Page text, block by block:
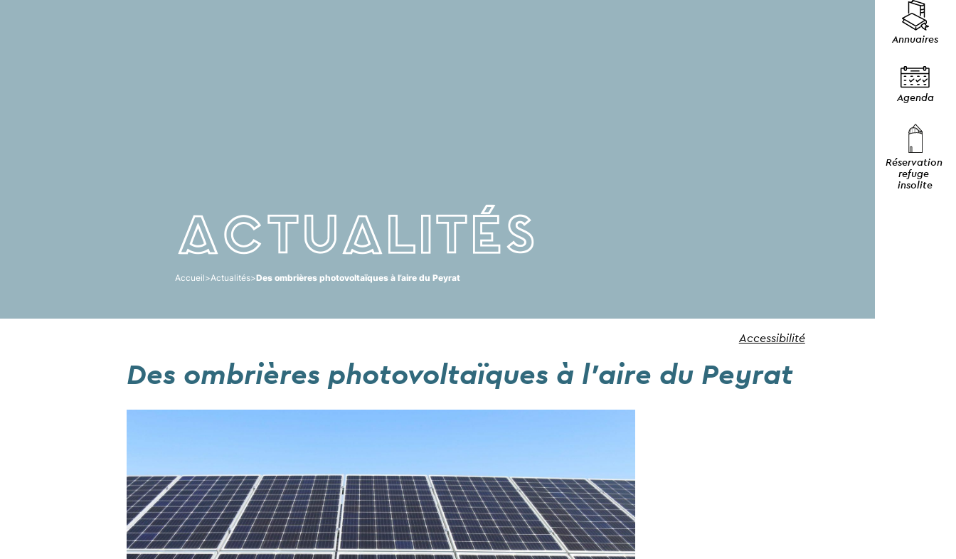
Annuaires
Agenda
Réservation
refuge
insolite
Actualités
Accueil>Actualités>Des ombrières photovoltaïques à l’aire du Peyrat
Accessibilité
Des ombrières photovoltaïques à l'aire du Peyrat